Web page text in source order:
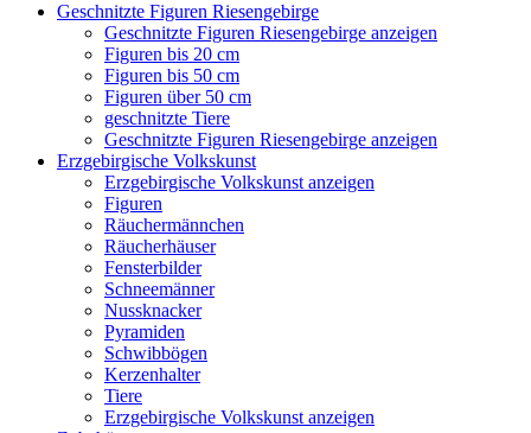
Geschnitzte Figuren Riesengebirge
Geschnitzte Figuren Riesengebirge anzeigen
Figuren bis 20 cm
Figuren bis 50 cm
Figuren über 50 cm
geschnitzte Tiere
Geschnitzte Figuren Riesengebirge anzeigen
Erzgebirgische Volkskunst
Erzgebirgische Volkskunst anzeigen
Figuren
Räuchermännchen
Räucherhäuser
Fensterbilder
Schneemänner
Nussknacker
Pyramiden
Schwibbögen
Kerzenhalter
Tiere
Erzgebirgische Volkskunst anzeigen